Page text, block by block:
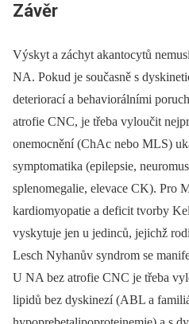
Závěr
Výskyt a záchyt akantocytů
NA. Pokud je současně s
deteriorací a behaviorálními
atrofie CNC, je třeba vyloučit
onemocnění (ChAc nebo MLS)
symptomatika (epilepsie,
splenomegalie, elevace CK). Pro
kardiomyopatie a deficit tvorby
vyskytuje jen u jedinců, jejichž
Lesch Nyhanův syndrom se
U NA bez atrofie CNC je třeba
lipidů bez dyskinezí (ABL a